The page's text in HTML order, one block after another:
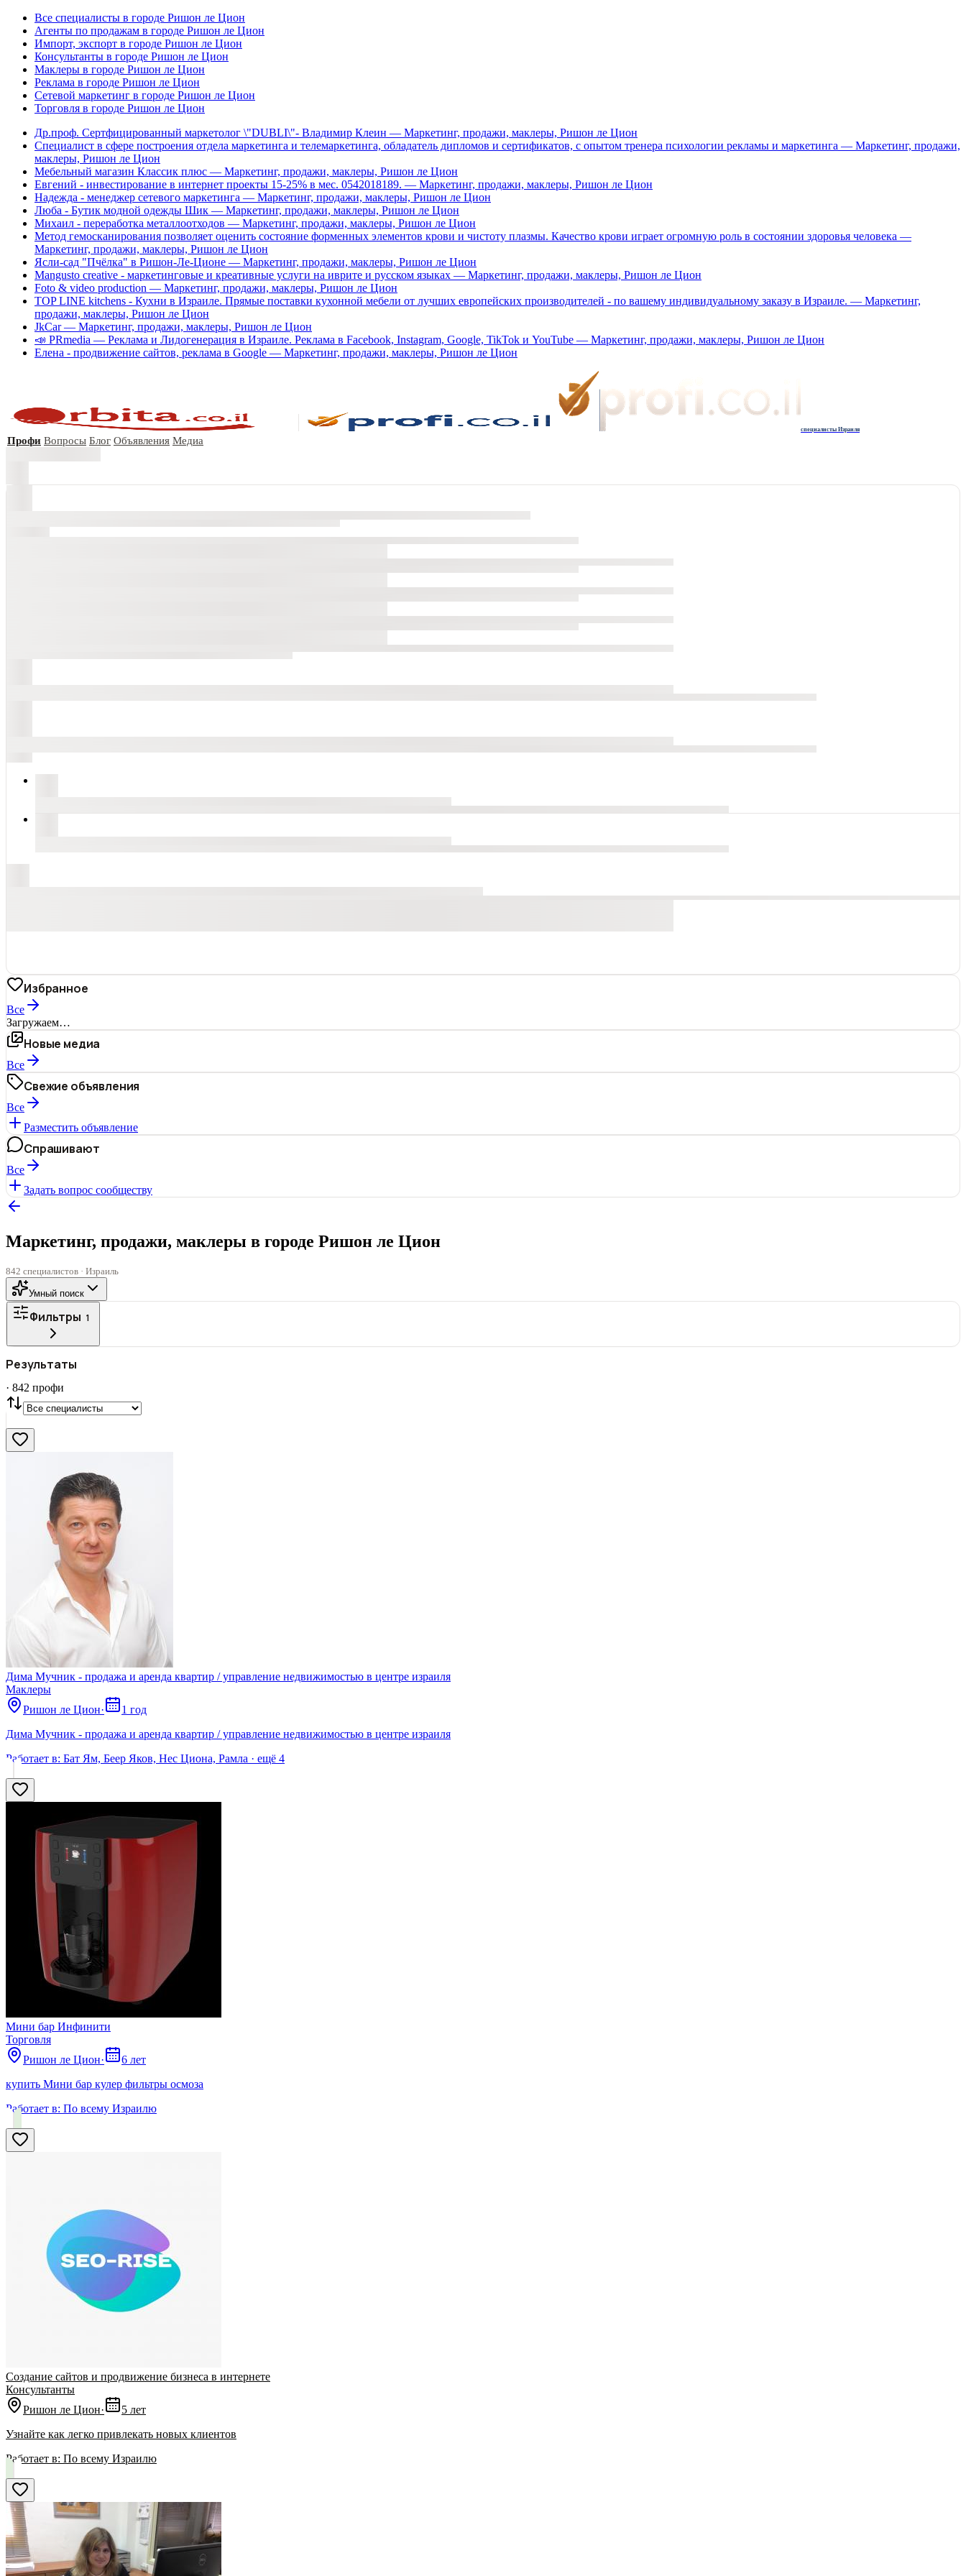
Все специалисты в городе Ришон ле Цион
Агенты по продажам в городе Ришон ле Цион
Импорт, экспорт в городе Ришон ле Цион
Консультанты в городе Ришон ле Цион
Маклеры в городе Ришон ле Цион
Реклама в городе Ришон ле Цион
Сетевой маркетинг в городе Ришон ле Цион
Торговля в городе Ришон ле Цион
Др.проф. Сертфицированный маркетолог \"DUBLI\"- Владимир Клеин — Маркетинг, продажи, маклеры, Ришон ле Цион
Специалист в сфере построения отдела маркетинга и телемаркетинга, обладатель дипломов и сертификатов, с опытом тренера психологии рекламы и маркетинга — Маркетинг, продажи,
маклеры, Ришон ле Цион
Мебельный магазин Классик плюс — Маркетинг, продажи, маклеры, Ришон ле Цион
Евгений - инвестирование в интернет проекты 15-25% в мес. 0542018189. — Маркетинг, продажи, маклеры, Ришон ле Цион
Надежда - менеджер сетевого маркетинга — Маркетинг, продажи, маклеры, Ришон ле Цион
Люба - Бутик модной одежды Шик — Маркетинг, продажи, маклеры, Ришон ле Цион
Михаил - переработка металлоотходов — Маркетинг, продажи, маклеры, Ришон ле Цион
Метод гемосканирования позволяет оценить состояние форменных элементов крови и чистоту плазмы. Качество крови играет огромную роль в состоянии здоровья человека —
Маркетинг, продажи, маклеры, Ришон ле Цион
Ясли-cад "Пчёлка" в Ришон-Ле-Ционе — Маркетинг, продажи, маклеры, Ришон ле Цион
Mangusto creative - маркетинговые и креативные услуги на иврите и русском языках — Маркетинг, продажи, маклеры, Ришон ле Цион
Foto & video production — Маркетинг, продажи, маклеры, Ришон ле Цион
TOP LINE kitchens - Кухни в Израиле. Прямые поставки кухонной мебели от лучших европейских производителей - по вашему индивидуальному заказу в Израиле. — Маркетинг,
продажи, маклеры, Ришон ле Цион
JkCar — Маркетинг, продажи, маклеры, Ришон ле Цион
📣 PRmedia — Реклама и Лидогенерация в Израиле. Реклама в Facebook, Instagram, Google, TikTok и YouTube — Маркетинг, продажи, маклеры, Ришон ле Цион
Елена - продвижение сайтов, реклама в Google — Маркетинг, продажи, маклеры, Ришон ле Цион
специалисты Израиля
Профи Вопросы Блог Объявления Медиа
Избранное
Все
Загружаем…
Новые медиа
Все
Свежие объявления
Все
Разместить объявление
Спрашивают
Все
Задать вопрос сообществу
Маркетинг, продажи, маклеры в городе Ришон ле Цион
842 специалистов · Израиль
Умный поиск
Фильтры 1
СТАТУС
Нашли 842
Сбросить
Результаты
· 842 профи
Дима Мучник - продажа и аренда квартир / управление недвижимостью в центре израиля
Маклеры
Ришон ле Цион·
1 год
Дима Мучник - продажа и аренда квартир / управление недвижимостью в центре израиля
Работает в: Бат Ям, Беер Яков, Нес Циона, Рамла · ещё 4
Мини бар Инфинити
Торговля
Ришон ле Цион·
6 лет
купить Мини бар кулер фильтры осмоза
Работает в: По всему Израилю
Cоздание сайтов и продвижение бизнеса в интернете
Консультанты
Ришон ле Цион·
5 лет
Узнайте как легко привлекать новых клиентов
Работает в: По всему Израилю